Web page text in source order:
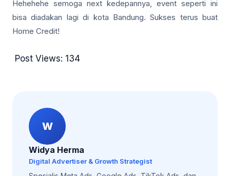
Hehehehe semoga next kedepannya, event seperti ini
bisa diadakan lagi di kota Bandung. Sukses terus buat
Home Credit!
Post Views: 134
W
Widya Herma
Digital Advertiser & Growth Strategist